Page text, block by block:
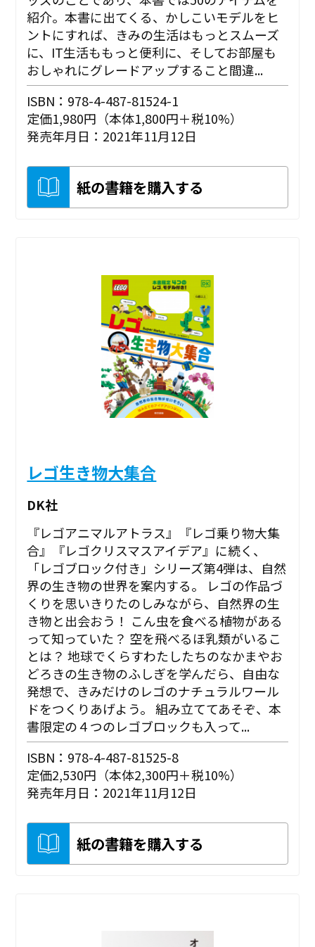
紹介。本書に出てくる、かしこいモデルをヒ
ントにすれば、きみの生活はもっとスムーズ
に、IT生活ももっと便利に、そしてお部屋も
おしゃれにグレードアップすること間違...
ISBN：978-4-487-81524-1
定価1,980円（本体1,800円＋税10%）
発売年月日：2021年11月12日
紙の書籍を購入する
レゴ生き物大集合
DK社
『レゴアニマルアトラス』『レゴ乗り物大集
合』『レゴクリスマスアイデア』に続く、
「レゴブロック付き」シリーズ第4弾は、自然
界の生き物の世界を案内する。 レゴの作品づ
くりを思いきりたのしみながら、自然界の生
き物と出会おう！ こん虫を食べる植物がある
って知っていた？ 空を飛べるほ乳類がいるこ
とは？ 地球でくらすわたしたちのなかまやお
どろきの生き物のふしぎを学んだら、自由な
発想で、きみだけのレゴのナチュラルワール
ドをつくりあげよう。 組み立ててあそぞ、本
書限定の４つのレゴブロックも入って...
ISBN：978-4-487-81525-8
定価2,530円（本体2,300円＋税10%）
発売年月日：2021年11月12日
紙の書籍を購入する